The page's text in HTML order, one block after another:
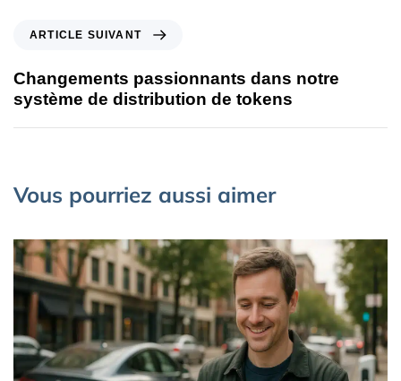
ARTICLE SUIVANT
Changements passionnants dans notre
système de distribution de tokens
Vous pourriez aussi aimer